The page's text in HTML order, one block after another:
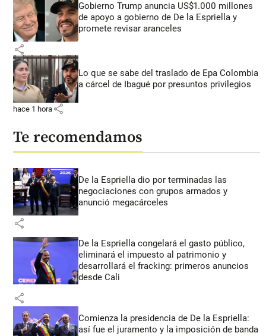
Gobierno Trump anuncia US$1.000 millones
de apoyo a gobierno de De la Espriella y
promete revisar aranceles
share
Lo que se sabe del traslado de Epa Colombia
a cárcel de Ibagué por presuntos privilegios
hace 1 hora share
Te recomendamos
De la Espriella dio por terminadas las
negociaciones con grupos armados y
anunció megacárceles
share
De la Espriella congelará el gasto público,
eliminará el impuesto al patrimonio y
desarrollará el fracking: primeros anuncios
desde Cali
share
Comienza la presidencia de De la Espriella:
así fue el juramento y la imposición de banda